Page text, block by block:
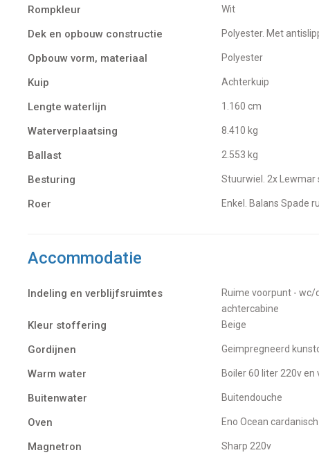
Rompkleur Wit
Dek en opbouw constructie Polyester. Met
Opbouw vorm, materiaal Polyester
Kuip Achterkuip
Lengte waterlijn 1.160 cm
Waterverplaatsing 8.410 kg
Ballast 2.553 kg
Besturing Stuurwiel. 2x
Roer Enkel. Balans Spade
Accommodatie
Indeling en verblijfsruimtes
Ruime voorpunt - wc/douche - salon met keuken en navigatiehoek - 2e wc/doucheruimte - 2x
achtercabine
Kleur stoffering Beige
Gordijnen Geimpregneerd
Warm water Boiler 60 liter 220v
Buitenwater buitendouche
Oven Eno Ocean
Magnetron Sharp 220v